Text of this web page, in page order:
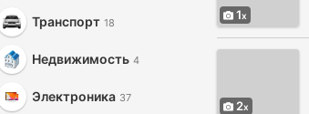
Транспорт 18
Недвижимость 4
Электроника 37
1
2